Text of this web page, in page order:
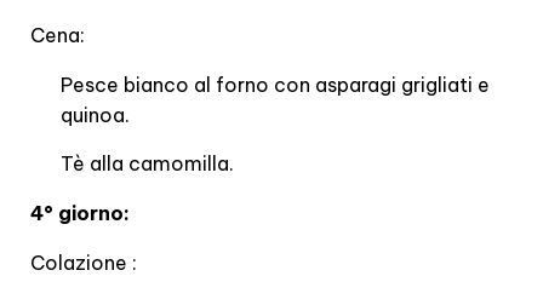
Cena:
Pesce bianco al forno con asparagi grigliati e
quinoa.
Tè alla camomilla.
4° giorno:
Colazione :